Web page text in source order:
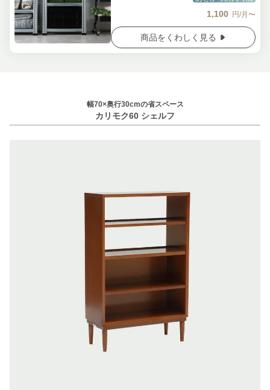
1,100 円/月〜
商品をくわしく見る
幅70×奥行30cmの省スペース
カリモク60 シェルフ